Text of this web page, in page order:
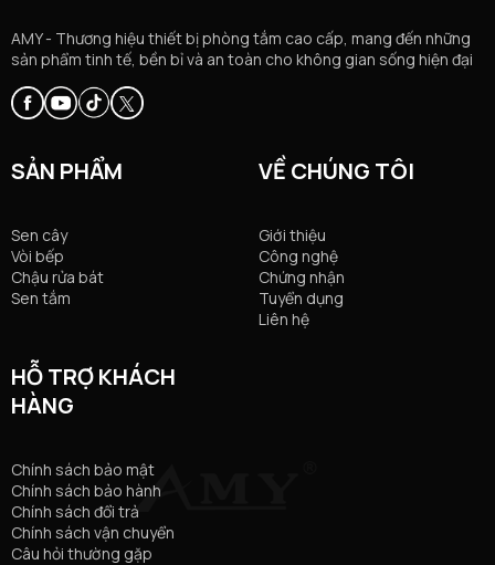
AMY - Thương hiệu thiết bị phòng tắm cao cấp, mang đến những
sản phẩm tinh tế, bền bỉ và an toàn cho không gian sống hiện đại
SẢN PHẨM
Sen cây
Vòi bếp
Chậu rửa bát
Sen tắm
VỀ CHÚNG TÔI
Giới thiệu
Công nghệ
Chứng nhận
Tuyển dụng
Liên hệ
HỖ TRỢ KHÁCH
HÀNG
Chính sách bảo mật
Chính sách bảo hành
Chính sách đổi trả
Chính sách vận chuyển
Câu hỏi thường gặp